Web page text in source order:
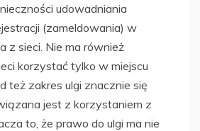
udowadniania
(zameldowania) w
z sieci. Nie ma również
korzystać tylko w miejscu
też zakres ulgi znacznie się
jest z korzystaniem z
to, że prawo do ulgi ma nie